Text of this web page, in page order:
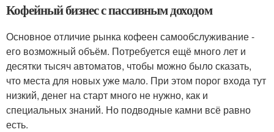
Кофейный бизнес с пассивным доходом
Основное отличие рынка кофеен самообслуживание -
его возможный объём. Потребуется ещё много лет и
десятки тысяч автоматов, чтобы можно было сказать,
что места для новых уже мало. При этом порог входа тут
низкий, денег на старт много не нужно, как и
специальных знаний. Но подводные камни всё равно
есть.